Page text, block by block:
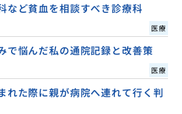
など貧血を相談すべき診療科
医療
で悩んだ私の通院記録と改善策
医療
れた際に親が病院へ連れて行く判